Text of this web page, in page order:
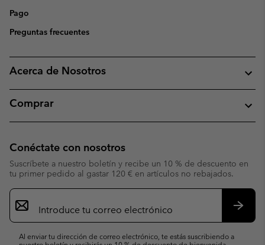
Pago
Preguntas frecuentes
Acerca de Nosotros
Comprar
Conéctate con nosotros
Suscríbete a nuestro boletín y recibe un 10 % de descuento en
tu primer pedido al gastar 120 € en artículos no rebajados.
Suscripción
de
correo
Al enviar tu dirección de correo electrónico, te estás suscribiendo a